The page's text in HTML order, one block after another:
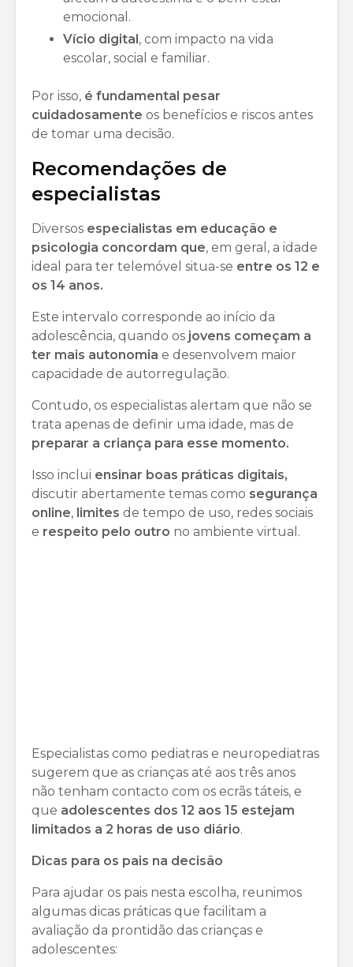
emocional.
Vício digital , com impacto na vida
escolar, social e familiar.
Por isso, é fundamental pesar
cuidadosamente os benefícios e riscos antes
de tomar uma decisão.
Recomendações de
especialistas
Diversos especialistas em educação e
psicologia concordam que, em geral, a idade
ideal para ter telemóvel situa-se entre os 12 e
os 14 anos.
Este intervalo corresponde ao início da
adolescência, quando os jovens começam a
ter mais autonomia e desenvolvem maior
capacidade de autorregulação.
Contudo, os especialistas alertam que não se
trata apenas de definir uma idade, mas de
preparar a criança para esse momento.
Isso inclui ensinar boas práticas digitais,
discutir abertamente temas como segurança
online, limites de tempo de uso, redes sociais
e respeito pelo outro no ambiente virtual.
Especialistas como pediatras e neuropediatras
sugerem que as crianças até aos três anos
não tenham contacto com os ecrãs táteis, e
que adolescentes dos 12 aos 15 estejam
limitados a 2 horas de uso diário.
Dicas para os pais na decisão
Para ajudar os pais nesta escolha, reunimos
algumas dicas práticas que facilitam a
avaliação da prontidão das crianças e
adolescentes: